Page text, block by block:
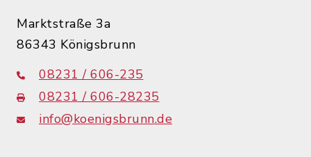
Marktstraße 3a
86343 Königsbrunn
08231 / 606-235
08231 / 606-28235
info@koenigsbrunn.de